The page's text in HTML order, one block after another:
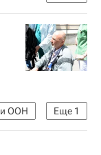
Еще 1
ООН